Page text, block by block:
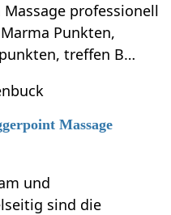
professionell
Punkten,
treffen B…
Massage
und
sind die